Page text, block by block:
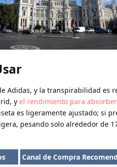
Adidas, y la transpirabilidad es
y el rendimiento para
es ligeramente ajustado; si
pesando solo alrededor de
Canal de Compra